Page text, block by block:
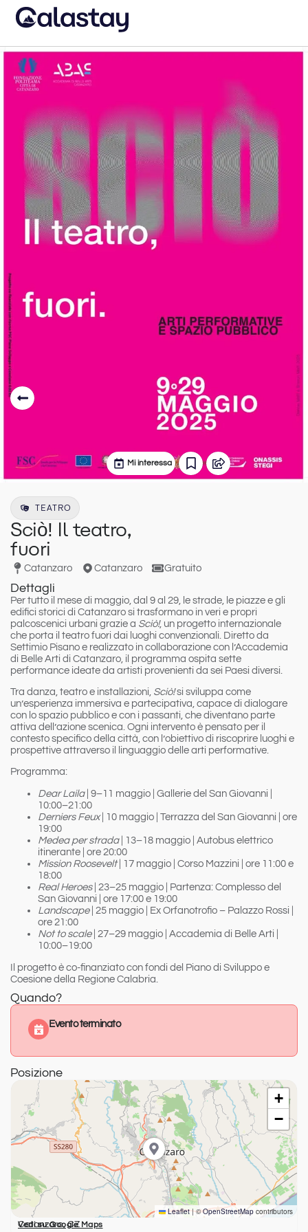
Mi interessa
TEATRO
Sciò! Il teatro,
fuori
Catanzaro Catanzaro Gratuito
Dettagli
Per tutto il mese di maggio , dal 9 al 29, le strade, le piazze e gli
edifici storici di Catanzaro si trasformano in veri e propri
palcoscenici urbani grazie a Sciò!, un progetto internazionale
che porta il teatro fuori dai luoghi convenzionali. Diretto da
Settimio Pisano e realizzato in collaborazione con l’Accademia
di Belle Arti di Catanzaro, il programma ospita sette
performance ideate da artisti provenienti da sei Paesi diversi.
Tra danza, teatro e installazioni, Sciò!si sviluppa come
un’esperienza immersiva e partecipativa, capace di dialogare
con lo spazio pubblico e con i passanti, che diventano parte
attiva dell’azione scenica. Ogni intervento è pensato per il
contesto specifico della città, con l’obiettivo di riscoprire luoghi e
prospettive attraverso il linguaggio delle arti performative.
Programma:
Dear Laila| 9–11 maggio | Gallerie del San Giovanni |
10:00–21:00
Derniers Feux| 10 maggio | Terrazza del San Giovanni | ore
19:00
Medea per strada| 13–18 maggio | Autobus elettrico
itinerante | ore 20:00
Mission Roosevelt| 17 maggio | Corso Mazzini | ore 11:00 e
18:00
Real Heroes| 23–25 maggio | Partenza: Complesso del
San Giovanni | ore 17:00 e 19:00
Landscape| 25 maggio | Ex Orfanotrofio – Palazzo Rossi |
ore 21:00
Not to scale| 27–29 maggio | Accademia di Belle Arti |
10:00–19:00
Il progetto è co-finanziato con fondi del Piano di Sviluppo e
Coesione della Regione Calabria.
Quando?
Evento terminato
Posizione
+
−
Leaflet |©OpenStreetMap contributors
Catanzaro, CZ
Vedi su Google Maps